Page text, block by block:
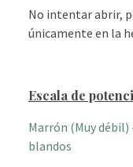
No intentar abrir,
únicamente en la
Escala de
Marrón (Muy
blandos